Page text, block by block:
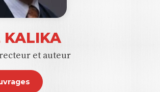
KALIKA
et auteur